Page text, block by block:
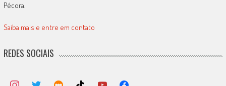
Pécora.
Saiba mais e entre em contato
REDES SOCIAIS